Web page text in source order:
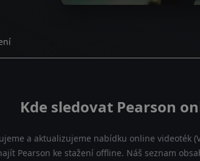
Kde sledovat Pearson
a aktualizujeme nabídku online videoték
Pearson ke stažení offline. Náš seznam